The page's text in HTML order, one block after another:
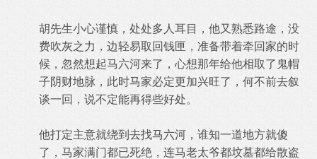
胡先生小心谨慎，处处多人耳目，他又熟悉路途，没
费吹灰之力，边轻易取回钱匣，准备带着牵回家的时
候，忽然想起马六河来了，心想那年给他相取了鬼帽
子阴财地脉，此时马家必定更加兴旺了，何不前去叙
谈一回，说不定能再得些好处。
他打定主意就绕到去找马六河，谁知一道地方就傻
了，马家满门都已死绝，连马老太爷都坟墓都给散盗